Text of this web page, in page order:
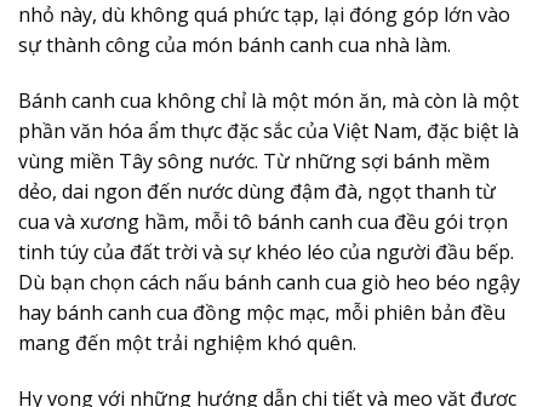
nhỏ này, dù không quá phức tạp, lại đóng góp lớn vào
sự thành công của món bánh canh cua nhà làm.
Bánh canh cua không chỉ là một món ăn, mà còn là một
phần văn hóa ẩm thực đặc sắc của Việt Nam, đặc biệt là
vùng miền Tây sông nước. Từ những sợi bánh mềm
dẻo, dai ngon đến nước dùng đậm đà, ngọt thanh từ
cua và xương hầm, mỗi tô bánh canh cua đều gói trọn
tinh túy của đất trời và sự khéo léo của người đầu bếp.
Dù bạn chọn cách nấu bánh canh cua giò heo béo ngậy
hay bánh canh cua đồng mộc mạc, mỗi phiên bản đều
mang đến một trải nghiệm khó quên.
Hy vọng với những hướng dẫn chi tiết và mẹo vặt được